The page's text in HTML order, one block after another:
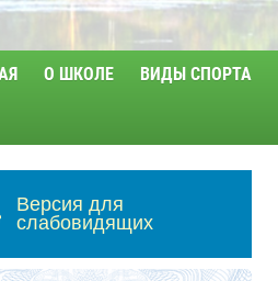
О ШКОЛЕ ВИДЫ СПОРТА
Версия для
слабовидящих